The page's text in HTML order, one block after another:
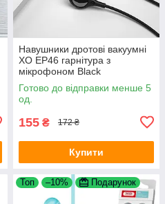
Навушники дротові вакуумні
XO EP46 гарнітура з
мікрофоном Black
Готово до відправки менше 5
од.
155 ₴ 172 ₴
Купити
Топ –10% Подарунок